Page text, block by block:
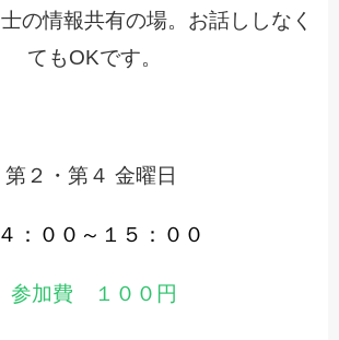
の情報共有の場。 お話ししなく
てもOKです。
第２・第４ 金曜日
：００～１５：００
参加費 １００円